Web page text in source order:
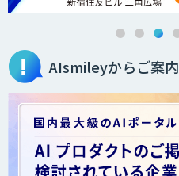
AIsmileyからご案内